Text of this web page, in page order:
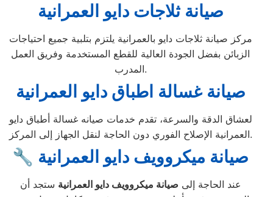
صيانة ثلاجات دايو العمرانية
مركز صيانة ثلاجات دايو بالعمرانية يلتزم بتلبية جميع احتياجات
الزبائن بفضل الجودة العالية للقطع المستخدمة وفريق العمل
المدرب.
صيانة غسالة اطباق دايو العمرانية
لعشاق الدقة والسرعة، تقدم خدمات صيانه غسالة أطباق دايو
العمرانية الإصلاح الفوري دون الحاجة لنقل الجهاز إلى المركز.
🔧 صيانة ميكروويف دايو العمرانية
عند الحاجة إلى صيانة ميكروويف دايو العمرانية ستجد أن